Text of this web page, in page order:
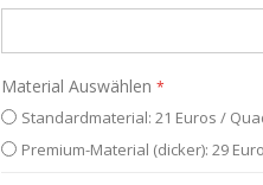
Material Auswählen
Standardmaterial: 21 Euros /
Premium-Material (dicker): 29